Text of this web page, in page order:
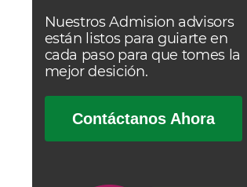
Nuestros Admision advisors
están listos para guiarte en
cada paso para que tomes la
mejor desición.
Contáctanos Ahora